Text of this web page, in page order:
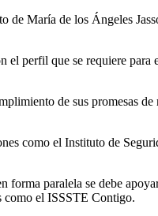
María de los Ángeles
perfil que se requiere
de sus promesas de
como el Instituto de
paralela se debe
como el ISSSTE Contigo.